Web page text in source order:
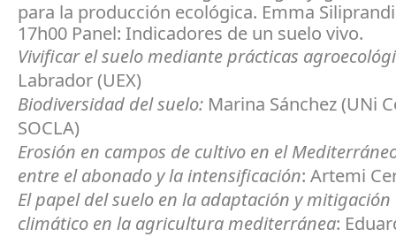
para la producción ecológica. Emma
17h00 Panel: Indicadores de un suelo vivo.
Vivificar el suelo mediante prácticas
Labrador (UEX)
Biodiversidad del suelo: Marina Sánchez (UNi
SOCLA)
Erosión en campos de cultivo en el
entre el abonado y la intensificación: Artemi
El papel del suelo en la adaptación y
climático en la agricultura mediterránea: